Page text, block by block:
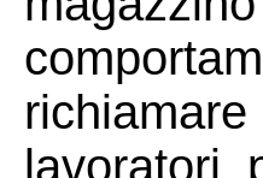
richiamare
lavoratori,